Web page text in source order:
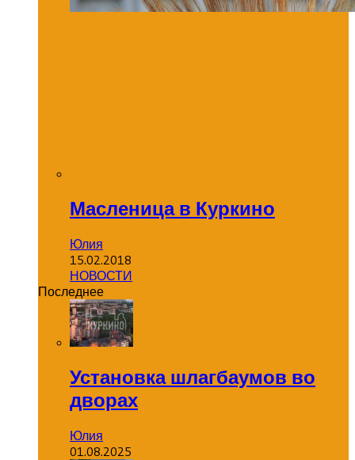
Масленица в Куркино
Юлия
15.02.2018
НОВОСТИ
Последнее
Установка шлагбаумов во
дворах
Юлия
01.08.2025